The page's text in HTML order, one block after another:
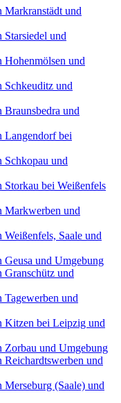
Markranstädt und
und
Hohenmölsen und
Schkeuditz und
Braunsbedra und
Langendorf bei
Schkopau und
Storkau bei Weißenfels
Markwerben und
Saale und
Geusa und Umgebung
Granschütz und
Tagewerben und
Kitzen bei Leipzig und
Zorbau und Umgebung
und
(Saale) und